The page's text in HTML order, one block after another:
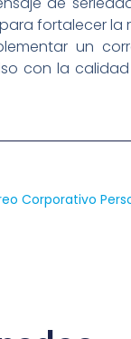
fortalecer la
un
con la
Corporativo